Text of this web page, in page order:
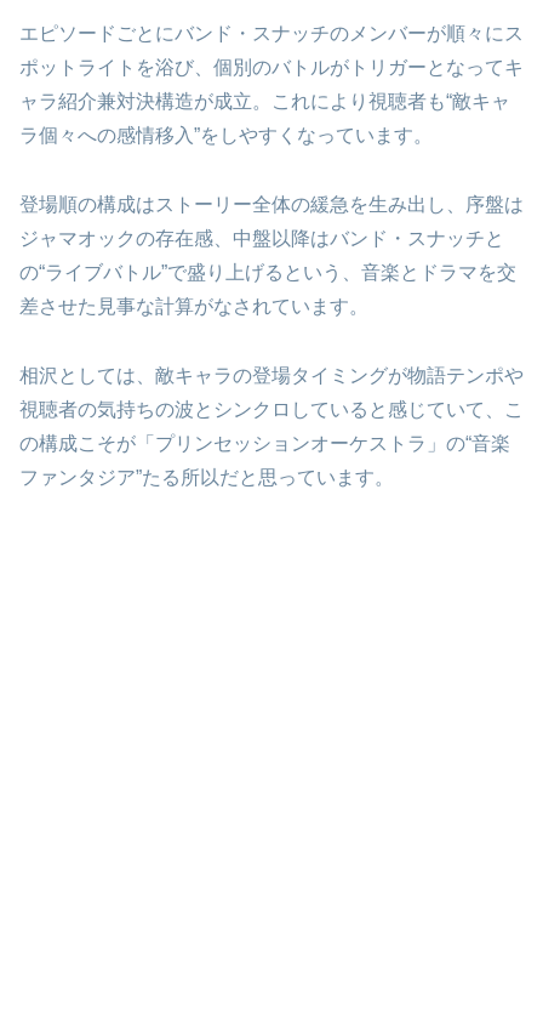
エピソードごとにバンド・スナッチのメンバーが順々にス
ポットライトを浴び、個別のバトルがトリガーとなってキ
ャラ紹介兼対決構造が成立。これにより視聴者も“敵キャ
ラ個々への感情移入”をしやすくなっています。
登場順の構成はストーリー全体の緩急を生み出し、序盤は
ジャマオックの存在感、中盤以降はバンド・スナッチと
の“ライブバトル”で盛り上げるという、音楽とドラマを交
差させた見事な計算がなされています。
相沢としては、敵キャラの登場タイミングが物語テンポや
視聴者の気持ちの波とシンクロしていると感じていて、こ
の構成こそが「プリンセッションオーケストラ」の“音楽
ファンタジア”たる所以だと思っています。